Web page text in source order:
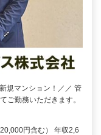
規マンション！／／ 管
ご勤務いただきます。
円含む） 年収2,6